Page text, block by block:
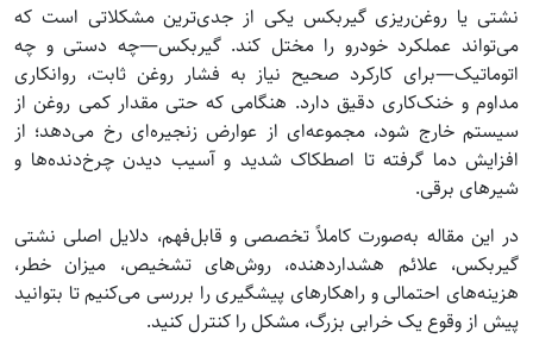
نشتی یا روغن‌ریزی گیربکس یکی از جدی‌ترین مشکلاتی است که
می‌تواند عملکرد خودرو را مختل کند. گیربکس—چه دستی و چه
اتوماتیک—برای کارکرد صحیح نیاز به فشار روغن ثابت، روانکاری
مداوم و خنک‌کاری دقیق دارد. هنگامی که حتی مقدار کمی روغن از
سیستم خارج شود، مجموعه‌ای از عوارض زنجیره‌ای رخ می‌دهد؛ از
افزایش دما گرفته تا اصطکاک شدید و آسیب دیدن چرخ‌دنده‌ها و
شیرهای برقی.
در این مقاله به‌صورت کاملاً تخصصی و قابل‌فهم، دلایل اصلی نشتی
گیربکس، علائم هشداردهنده، روش‌های تشخیص، میزان خطر،
هزینه‌های احتمالی و راهکارهای پیشگیری را بررسی می‌کنیم تا بتوانید
پیش از وقوع یک خرابی بزرگ، مشکل را کنترل کنید.